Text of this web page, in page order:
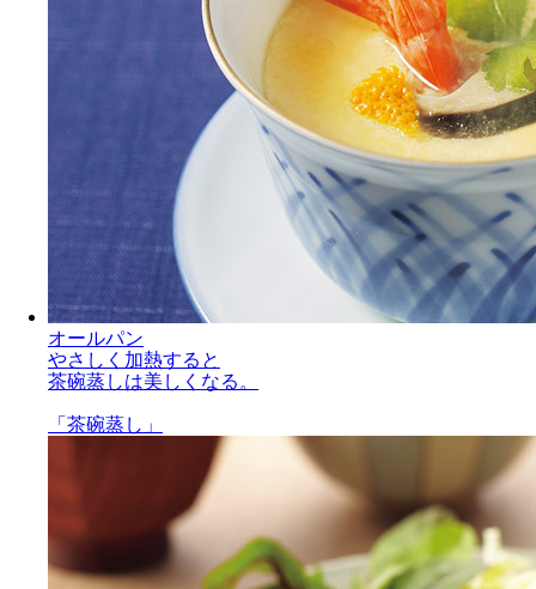
オールパン
やさしく加熱すると
茶碗蒸しは美しくなる。
「茶碗蒸し」